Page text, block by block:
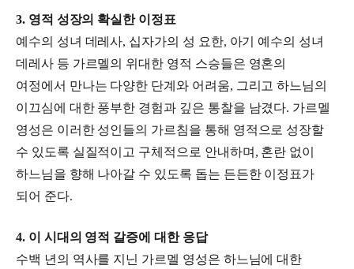
3. 영적 성장의 확실한 이정표
예수의 성녀 데레사, 십자가의 성 요한, 아기 예수의 성녀
데레사 등 가르멜의 위대한 영적 스승들은 영혼의
여정에서 만나는 다양한 단계와 어려움, 그리고 하느님의
이끄심에 대한 풍부한 경험과 깊은 통찰을 남겼다. 가르멜
영성은 이러한 성인들의 가르침을 통해 영적으로 성장할
수 있도록 실질적이고 구체적으로 안내하며, 혼란 없이
하느님을 향해 나아갈 수 있도록 돕는 든든한 이정표가
되어 준다.
4. 이 시대의 영적 갈증에 대한 응답
수백 년의 역사를 지닌 가르멜 영성은 하느님에 대한